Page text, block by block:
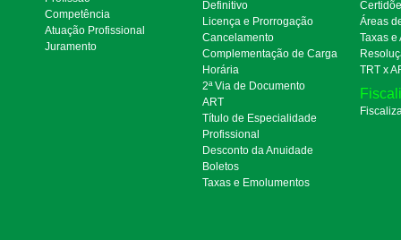
Competência
Atuação Profissional
Juramento
Definitivo
Licença e Prorrogação
Cancelamento
Complementação de Carga
Horária
2ª Via de Documento
ART
Título de Especialidade
Profissional
Desconto da Anuidade
Boletos
Taxas e Emolumentos
Áreas
Taxas e
TRT x